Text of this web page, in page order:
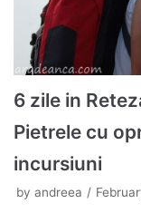
6 zile in
Pietrele cu
incursiuni
by andreea